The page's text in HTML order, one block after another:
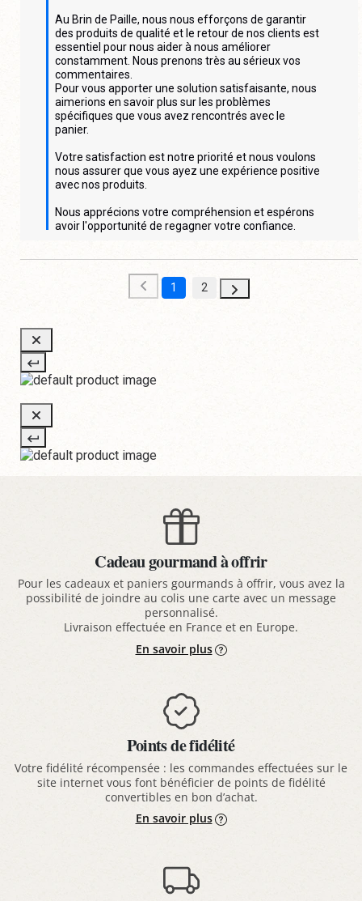
Au Brin de Paille, nous nous efforçons de garantir
des produits de qualité et le retour de nos clients est
essentiel pour nous aider à nous améliorer
constamment. Nous prenons très au sérieux vos
commentaires.
Pour vous apporter une solution satisfaisante, nous
aimerions en savoir plus sur les problèmes
spécifiques que vous avez rencontrés avec le
panier.
Votre satisfaction est notre priorité et nous voulons
nous assurer que vous ayez une expérience positive
avec nos produits.
Nous apprécions votre compréhension et espérons
avoir l'opportunité de regagner votre confiance.
1 2
Cadeau gourmand à offrir
Pour les cadeaux et paniers gourmands à offrir, vous avez la
possibilité de joindre au colis une carte avec un message
personnalisé.
Livraison effectuée en France et en Europe.
En savoir plus
Points de fidélité
Votre fidélité récompensée : les commandes effectuées sur le
site internet vous font bénéficier de points de fidélité
convertibles en bon d’achat.
En savoir plus